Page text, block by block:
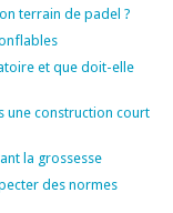
terrain de padel ?
et que doit-elle
une construction court
la grossesse
des normes